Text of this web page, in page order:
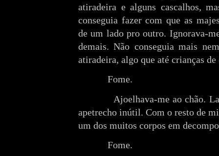
atiradeira e alguns cascalhos,
conseguia fazer com que as
de um lado pro outro. Ignorava-
demais. Não conseguia mais
atiradeira, algo que até crianças
Fome.
Ajoelhava-me ao chão.
apetrecho inútil. Com o resto de
um dos muitos corpos em
Fome.